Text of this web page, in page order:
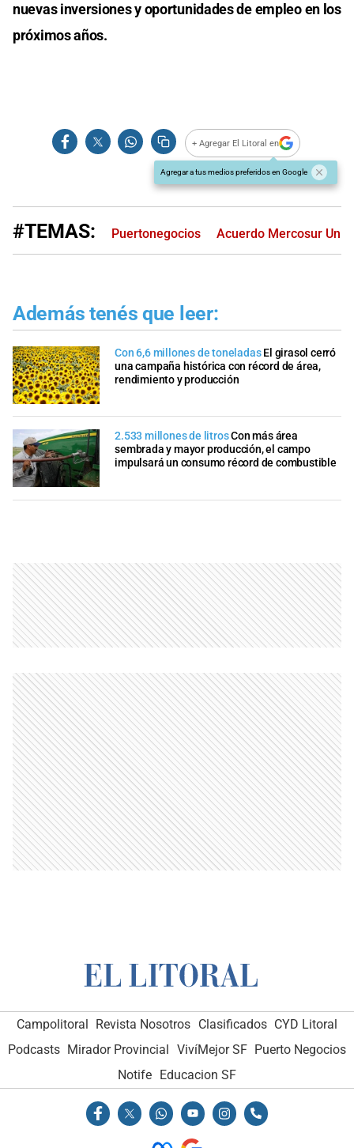
nuevas inversiones y oportunidades de empleo en los
próximos años.
+ Agregar El Litoral en
Agregar a tus medios preferidos en Google
#TEMAS: Puertonegocios Acuerdo Mercosur
Además tenés que leer:
Con 6,6 millones de toneladas El girasol cerró
una campaña histórica con récord de área,
rendimiento y producción
2.533 millones de litrosCon más área
sembrada y mayor producción, el campo
impulsará un consumo récord de combustible
Campolitoral Revista Nosotros Clasificados CYD Litoral
Podcasts Mirador Provincial VivíMejor SF Puerto Negocios
Notife
Educacion SF